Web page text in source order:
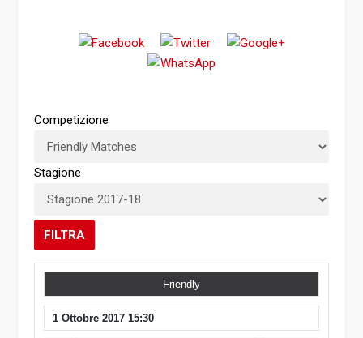
Competizione
Stagione
FILTRA
Friendly
1 Ottobre 2017 15:30